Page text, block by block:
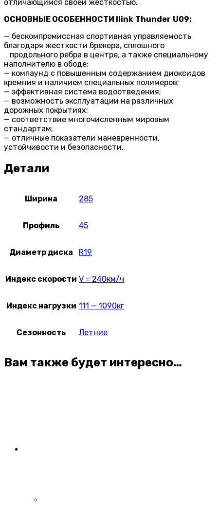
отличающимся своей жесткостью.
ОСНОВНЫЕ ОСОБЕННОСТИ Ilink Thunder U09:
— бескомпромиссная спортивная управляемость
благодаря жесткости брекера, сплошного
продольного ребра в центре, а также специальному
наполнителю в ободе;
— компаунд с повышенным содержанием диоксидов
кремния и наличием специальных полимеров;
— эффективная система водоотведения;
— возможность эксплуатации на различных
дорожных покрытиях;
— соответствие многочисленным мировым
стандартам;
— отличные показатели маневренности,
устойчивости и безопасности.
Детали
Ширина 285
Профиль 45
Диаметр диска R19
Индекс скорости V = 240км/ч
Индекс нагрузки 111 — 1090кг
Сезонность Летние
Вам также будет интересно…